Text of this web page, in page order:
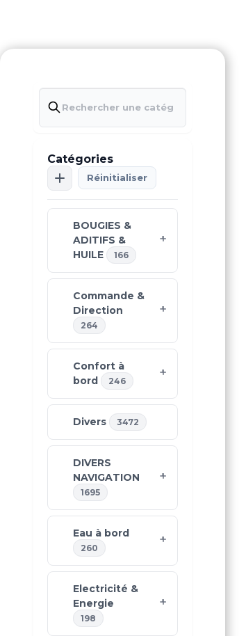
Catégories
Réinitialiser
BOUGIES &
ADITIFS &
HUILE
166
Commande &
Direction
264
Confort à
bord
246
Divers 3472
DIVERS
NAVIGATION
1695
Eau à bord
260
Electricité &
Energie
198